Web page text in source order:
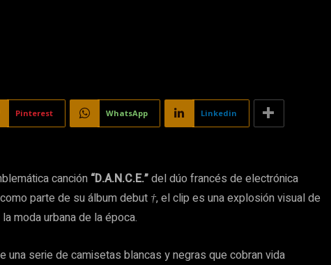
Pinterest WhatsApp Linkedin
canción “D.A.N.C.E.”del dúo francés de electrónica
parte de su álbum debut †, el clip es una explosión visual de
moda urbana de la época.
una serie de camisetas blancas y negras que cobran vida